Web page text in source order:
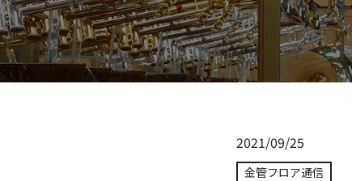
2021/09/25
金管フロア通信